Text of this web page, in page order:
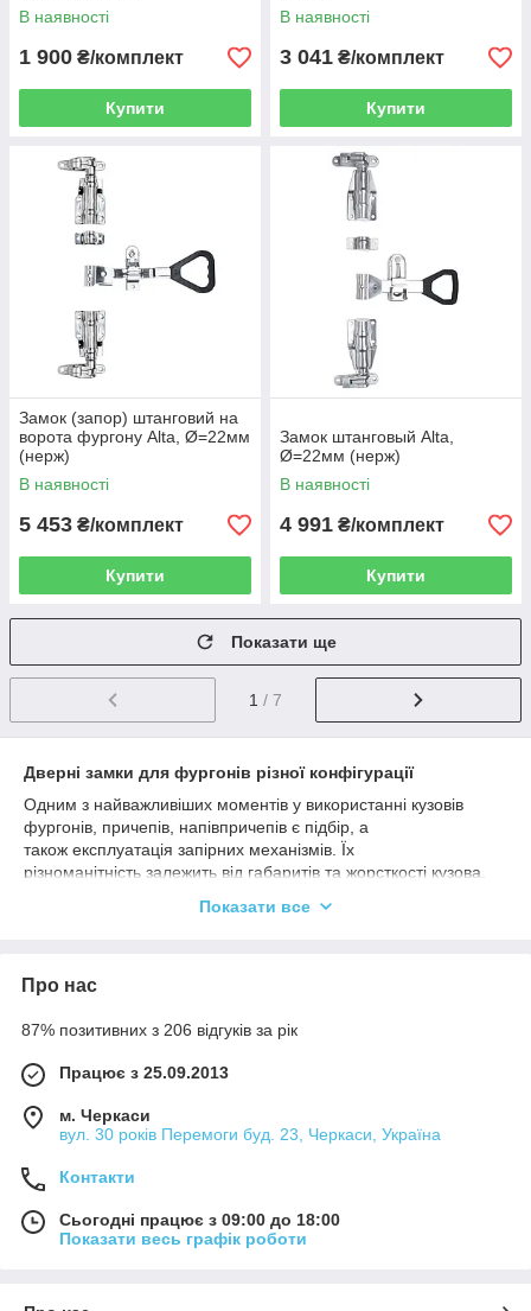
В наявності
1 900 ₴/комплект
Купити
В наявності
3 041 ₴/комплект
Купити
Замок (запор) штанговий на
ворота фургону Alta, Ø=22мм
(нерж)
В наявності
5 453 ₴/комплект
Купити
Замок штанговый Alta,
Ø=22мм (нерж)
В наявності
4 991 ₴/комплект
Купити
Показати ще
1 / 7
Дверні замки для фургонів різної конфігурації
Одним з найважливіших моментів у використанні кузовів
фургонів, причепів, напівпричепів є підбір, а
також експлуатація запірних механізмів. Їх
різноманітність залежить від габаритів та жорсткості кузова,
типу дверей і моделі транспортного засобу запірний
виконує єдину – служить для закриття дверей або воріт.
Весь модельний ряд запірної фурнітури на сайті
провідним світовим лідером у даній галузі. На ринок України
продукція бренду поставляється єдиним дилером фірмою
наша компанія рекомендує ознайомитися з асортиментом і
проконсультуватися з досвідченими менеджерами ТОВ
"КОМТРАНС УКРАЇНА".
автомобіля і враховувати його габарити. Необхідно також
Показати все
Про нас
87% позитивних з 206 відгуків за рік
Працює з 25.09.2013
м. Черкаси
вул. 30 років Перемоги буд. 23, Черкаси, Україна
Контакти
Сьогодні працює з 09:00 до 18:00
Показати весь графік роботи